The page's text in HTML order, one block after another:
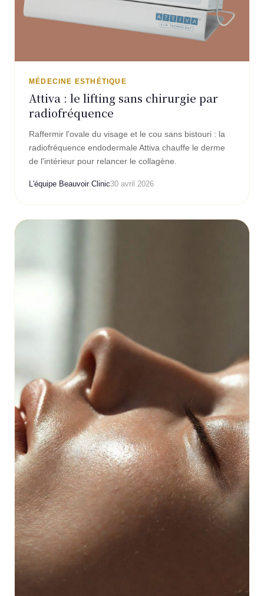
MÉDECINE ESTHÉTIQUE
Attiva : le lifting sans chirurgie par
radiofréquence
Raffermir l'ovale du visage et le cou sans bistouri : la
radiofréquence endodermale Attiva chauffe le derme
de l'intérieur pour relancer le collagène.
L'équipe Beauvoir Clinic30 avril 2026